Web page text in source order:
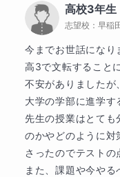
いいたし
高校3年生
志望校： 早稲
今までお世話になり
高3で文転すること
不安がありましたが
大学の学部に進学す
先生の授業はとても
のかやどのように対
さったのでテスト
また、課題や今や